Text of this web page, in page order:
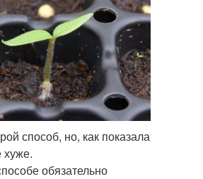
способ, но, как показала
хуже.
обязательно